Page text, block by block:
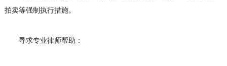
拍卖等强制执行措施。
寻求专业律师帮助：